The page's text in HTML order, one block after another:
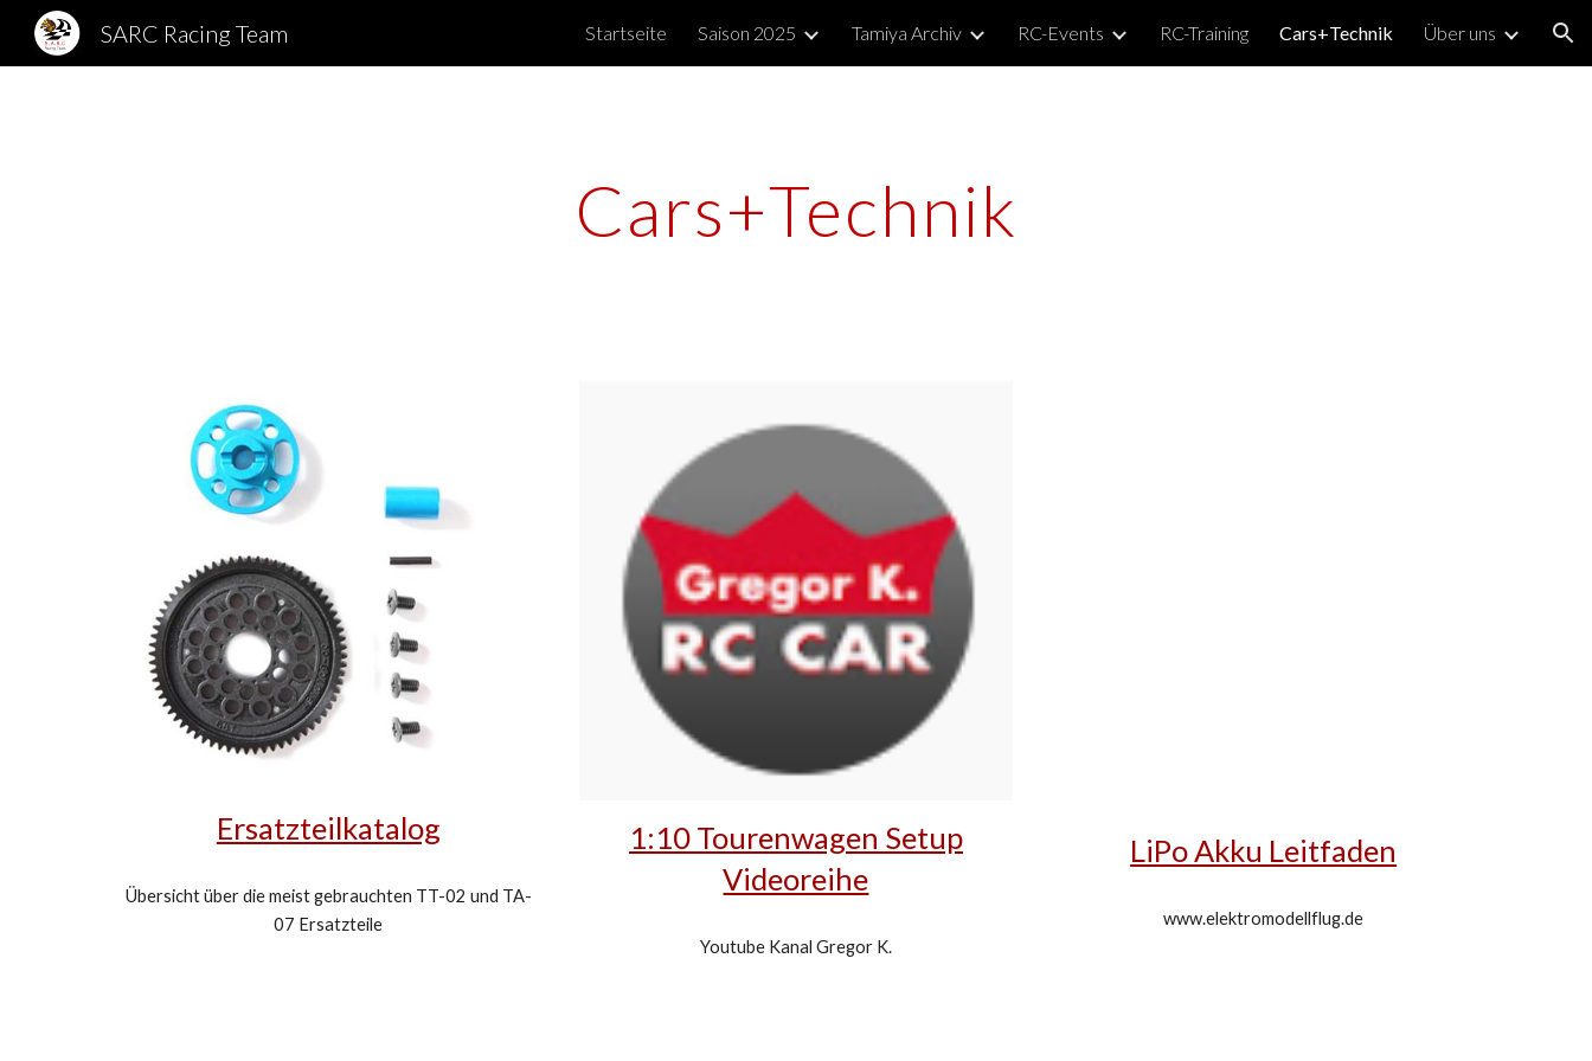
Skip to main content Skip to navigation
SARC Racing Team Startseite Saison 2025 Tamiya Archiv RC-Events RC-Training Cars+Technik Über uns
Cars+Technik
Ersatzteilkatalog
Übersicht über die meist gebrauchten TT-02 und TA-
07 Ersatzteile
1:10 Tourenwagen Setup
Videoreihe
Youtube Kanal Gregor K.
LiPo Akku Leitfaden
www.elektromodellflug.de